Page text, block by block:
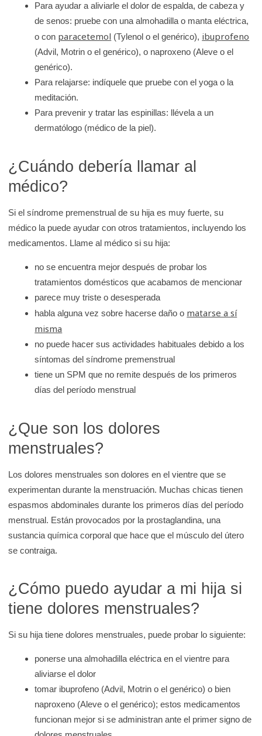
Para ayudar a aliviarle el dolor de espalda, de cabeza y
de senos: pruebe con una almohadilla o manta eléctrica,
o con paracetemol (Tylenol o el genérico), ibuprofeno
(Advil, Motrin o el genérico), o naproxeno (Aleve o el
genérico).
Para relajarse: indíquele que pruebe con el yoga o la
meditación.
Para prevenir y tratar las espinillas: llévela a un
dermatólogo (médico de la piel).
¿Cuándo debería llamar al
médico?
Si el síndrome premenstrual de su hija es muy fuerte, su
médico la puede ayudar con otros tratamientos, incluyendo los
medicamentos. Llame al médico si su hija:
no se encuentra mejor después de probar los
tratamientos domésticos que acabamos de mencionar
parece muy triste o desesperada
habla alguna vez sobre hacerse daño o matarse a sí
misma
no puede hacer sus actividades habituales debido a los
síntomas del síndrome premenstrual
tiene un SPM que no remite después de los primeros
días del período menstrual
¿Que son los dolores
menstruales?
Los dolores menstruales son dolores en el vientre que se
experimentan durante la menstruación. Muchas chicas tienen
espasmos abdominales durante los primeros días del período
menstrual. Están provocados por la prostaglandina, una
sustancia química corporal que hace que el músculo del útero
se contraiga.
¿Cómo puedo ayudar a mi hija si
tiene dolores menstruales?
Si su hija tiene dolores menstruales, puede probar lo siguiente:
ponerse una almohadilla eléctrica en el vientre para
aliviarse el dolor
tomar ibuprofeno (Advil, Motrin o el genérico) o bien
naproxeno (Aleve o el genérico); estos medicamentos
funcionan mejor si se administran ante el primer signo de